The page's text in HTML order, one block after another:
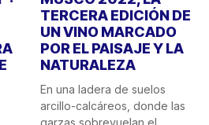
TERCERA EDICIÓN DE
UN VINO MARCADO
POR EL PAISAJE Y LA
NATURALEZA
En una ladera de suelos
arcillo-calcáreos, donde las
garzas sobrevuelan el